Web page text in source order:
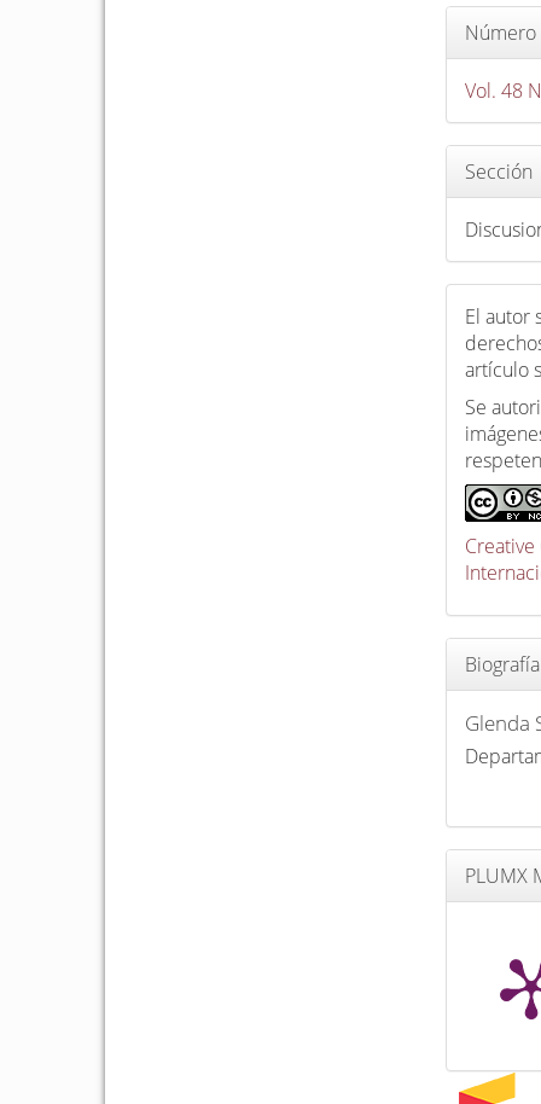
Número
Vol. 48
Sección
El autor
artículo
Se
Glenda
PLUMX